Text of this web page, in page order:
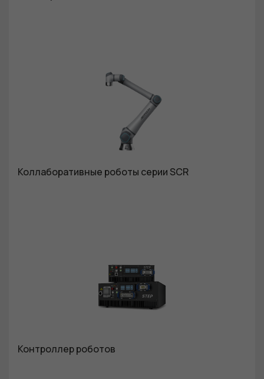
Коллаборативные роботы серии SCR
Контроллер роботов